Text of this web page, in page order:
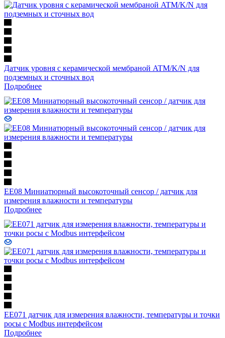
Датчик уровня с керамической мембраной ATM/K/N для
подземных и сточных вод
Подробнее
EE08 Миниатюрный высокоточный сенсор / датчик для
измерения влажности и температуры
Подробнее
EE071 датчик для измерения влажности, температуры и точки
росы с Modbus интерфейсом
Подробнее